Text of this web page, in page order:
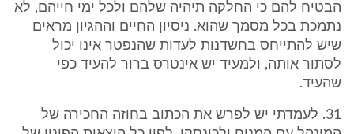
הבטיח להם כי החלקה תיהיה שלהם ולכל ימי חייהם, לא
נתמכת בכל מסמך שהוא. ניסיון החיים וההגיון מראים
שיש להתייחס בחשדנות לעדות שהנפטר אינו יכול
לסתור אותה, ולמעיד יש אינטרס ברור להעיד כפי
שהעיד.
31. לעמדתי יש לפרש את הכתוב בחוזה החכירה של